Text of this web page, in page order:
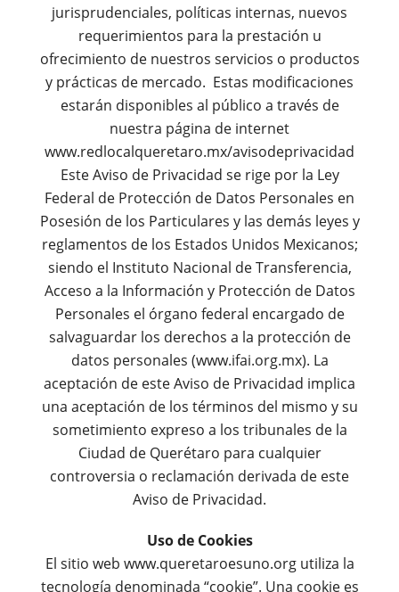
jurisprudenciales, políticas internas, nuevos
requerimientos para la prestación u
ofrecimiento de nuestros servicios o productos
y prácticas de mercado. Estas modificaciones
estarán disponibles al público a través de
nuestra página de internet
www.redlocalqueretaro.mx/avisodeprivacidad
Este Aviso de Privacidad se rige por la Ley
Federal de Protección de Datos Personales en
Posesión de los Particulares y las demás leyes y
reglamentos de los Estados Unidos Mexicanos;
siendo el Instituto Nacional de Transferencia,
Acceso a la Información y Protección de Datos
Personales el órgano federal encargado de
salvaguardar los derechos a la protección de
datos personales (www.ifai.org.mx). La
aceptación de este Aviso de Privacidad implica
una aceptación de los términos del mismo y su
sometimiento expreso a los tribunales de la
Ciudad de Querétaro para cualquier
controversia o reclamación derivada de este
Aviso de Privacidad.
Uso de Cookies
El sitio web www.queretaroesuno.org utiliza la
tecnología denominada “cookie”. Una cookie es